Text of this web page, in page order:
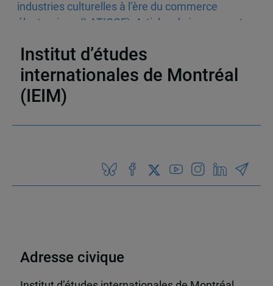
industries culturelles à l’ère du commerce
électronique (LATICCE)
Articles de journaux et
Institut d’études
internationales de Montréal
(IEIM)
Adresse civique